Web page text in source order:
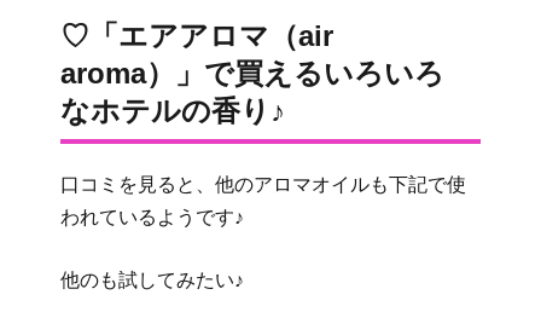
♡「エアアロマ（air
aroma）」で買えるいろいろ
なホテルの香り♪
口コミを見ると、他のアロマオイルも下記で使
われているようです♪
他のも試してみたい♪